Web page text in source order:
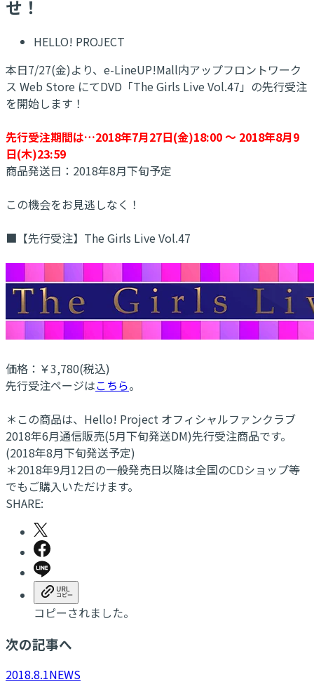
せ！
HELLO! PROJECT
本日7/27(金)より、e-LineUP!Mall内アップフロントワーク
ス Web Store にてDVD「The Girls Live Vol.47」の先行受注
を開始します！
先行受注期間は…2018年7月27日(金)18:00 ～ 2018年8月9
日(木)23:59
商品発送日：2018年8月下旬予定
この機会をお見逃しなく！
■【先行受注】The Girls Live Vol.47
価格：￥3,780(税込)
先行受注ページはこちら。
＊この商品は、Hello! Project オフィシャルファンクラブ
2018年6月通信販売(5月下旬発送DM)先行受注商品です。
(2018年8月下旬発送予定)
＊2018年9月12日の一般発売日以降は全国のCDショップ等
でもご購入いただけます。
SHARE:
コピーされました。
次の記事へ
2018.8.1NEWS